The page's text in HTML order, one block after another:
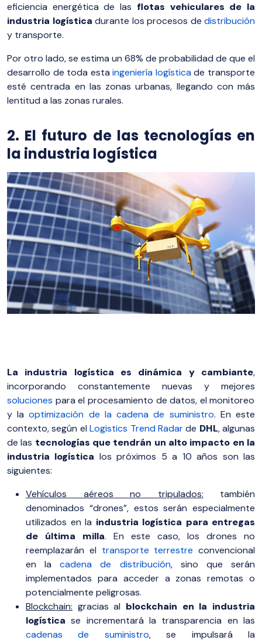
eficiencia energética de las flotas vehiculares de la
industria logística durante los procesos de distribución
y transporte.
Por otro lado, se estima un 68% de probabilidad de que el
desarrollo de toda estaingeniería logística de transporte
esté centrada en las zonas urbanas, llegando con más
lentitud a las zonas rurales.
2. El futuro de las tecnologías en
la industria logística
La industria logística es dinámica y cambiante,
incorporando constantemente nuevas y mejores
soluciones para el procesamiento de datos, el monitoreo
y laoptimización de la cadena de suministro. En este
contexto, según el Logistics Trend Radarde DHL, algunas
de las tecnologías que tendrán un alto impacto en la
industria logística los próximos 5 a 10 años son las
siguientes:
Vehículos aéreos no tripulados: también
denominados “drones”, estos serán especialmente
utilizados en la industria logística para entregas
de última milla. En este caso, los drones no
reemplazarán el transporte terrestre convencional
en lacadena de distribución, sino que serán
implementados para acceder a zonas remotas o
potencialmente peligrosas.
Blockchain: gracias al blockchain en la industria
logística se incrementará la transparencia en las
cadenas de suministro, se impulsará la